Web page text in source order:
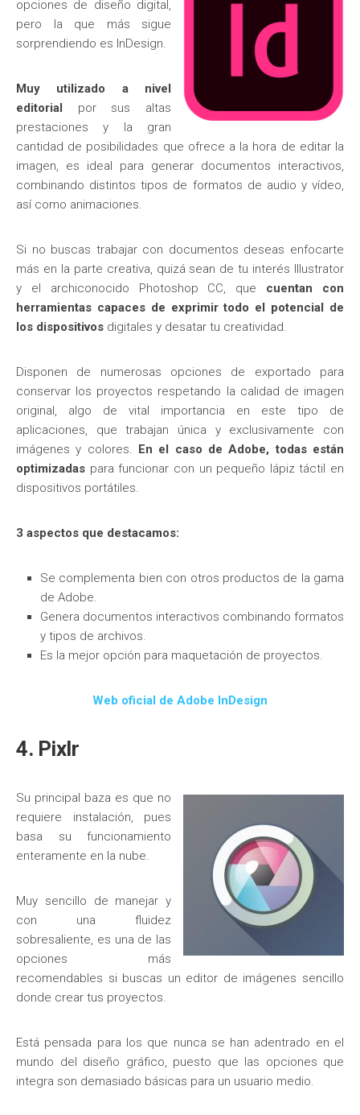
opciones de diseño digital,
pero la que más sigue
sorprendiendo es InDesign.
Muy utilizado a nivel
editorial
por sus altas
prestaciones y la gran
cantidad de posibilidades que ofrece a la hora de editar la
imagen, es ideal para generar documentos interactivos,
combinando distintos tipos de formatos de audio y vídeo,
así como animaciones.
Si no buscas trabajar con documentos deseas enfocarte
más en la parte creativa, quizá sean de tu interés Illustrator
y el archiconocido Photoshop CC, que cuentan con
herramientas capaces de exprimir todo el potencial
de
los dispositivos digitales y desatar tu creatividad.
Disponen de numerosas opciones de exportado para
conservar los proyectos respetando la calidad de imagen
original, algo de vital importancia en este tipo de
aplicaciones, que trabajan única y exclusivamente con
imágenes y colores.
En el caso de Adobe, todas están
optimizadas para funcionar con un pequeño lápiz táctil en
dispositivos portátiles.
3 aspectos que destacamos:
Se complementa bien con otros productos de la gama
de Adobe.
Genera documentos interactivos combinando formatos
y tipos de archivos.
Es la mejor opción para maquetación de proyectos.
Web oficial de Adobe InDesign
4. Pixlr
Su principal baza es que no
requiere instalación, pues
basa su funcionamiento
enteramente en la nube.
Muy sencillo de manejar y
con una fluidez
sobresaliente, es una de las
opciones más
recomendables si buscas un editor de imágenes sencillo
donde crear tus proyectos.
Está pensada para los que nunca se han adentrado en el
mundo del diseño gráfico, puesto que las opciones que
integra son demasiado básicas para un usuario medio.